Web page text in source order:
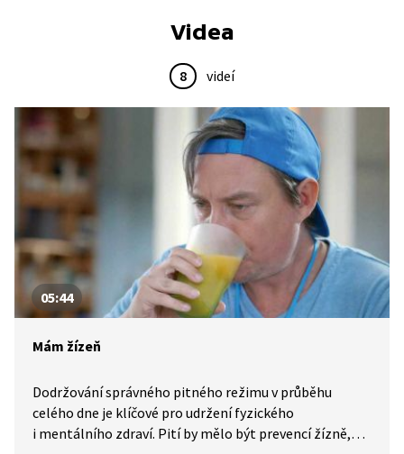
Videa
8 videí
05:44
Mám žízeň
Dodržování správného pitného režimu v průběhu
celého dne je klíčové pro udržení fyzického
i mentálního zdraví. Pití by mělo být prevencí žízně,